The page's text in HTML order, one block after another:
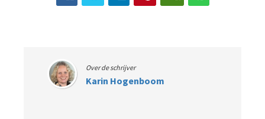
Over de schrijver
Karin Hogenboom